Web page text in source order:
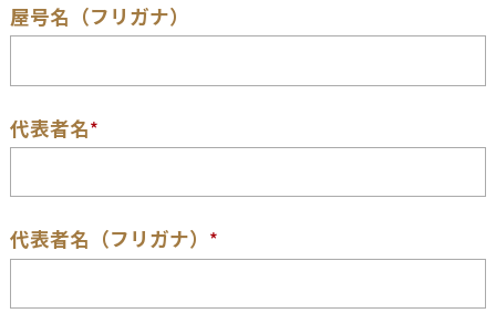
屋号名（フリガナ）
代表者名*
代表者名（フリガナ） *